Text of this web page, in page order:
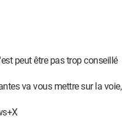
peut être pas trop conseillé
va vous mettre sur la voie,